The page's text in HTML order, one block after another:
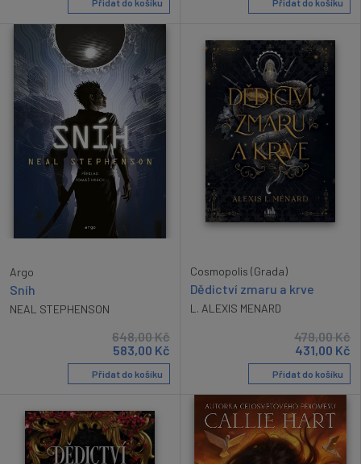
Přidat do košíku Přidat do košíku
Argo
Sníh
NEAL STEPHENSON
648,00Kč
583,00 Kč
Přidat do košíku
Cosmopolis (Grada)
Dědictví zmaru a krve
L. ALEXIS MENARD
479,00Kč
431,00 Kč
Přidat do košíku